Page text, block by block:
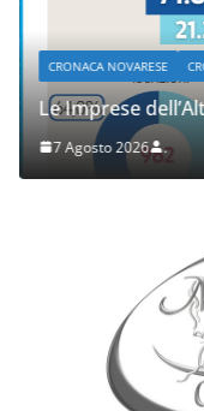
CRONACA NOVARESE
Le Imprese
7 Agosto 2026 .